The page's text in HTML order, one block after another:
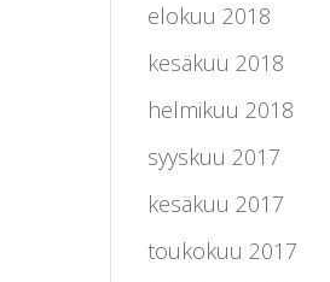
elokuu 2018
kesäkuu 2018
helmikuu 2018
syyskuu 2017
kesäkuu 2017
toukokuu 2017